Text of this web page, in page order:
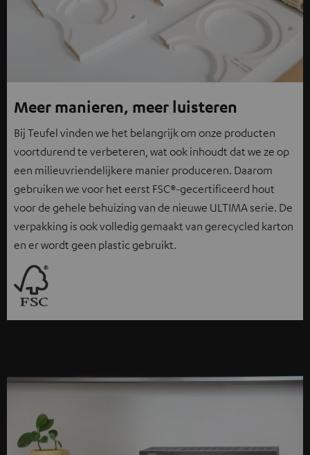
Meer manieren, meer luisteren
Bij Teufel vinden we het belangrijk om onze producten
voortdurend te verbeteren, wat ook inhoudt dat we ze op
een milieuvriendelijkere manier produceren. Daarom
gebruiken we voor het eerst FSC®-gecertificeerd hout
voor de gehele behuizing van de nieuwe ULTIMA serie. De
verpakking is ook volledig gemaakt van gerecycled karton
en er wordt geen plastic gebruikt.